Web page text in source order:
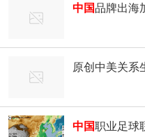
中国品牌出海
原创中美关系
中国职业足球